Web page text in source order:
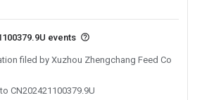
events
filed by Xuzhou Zhengchang Feed Co
CN202421100379.9U